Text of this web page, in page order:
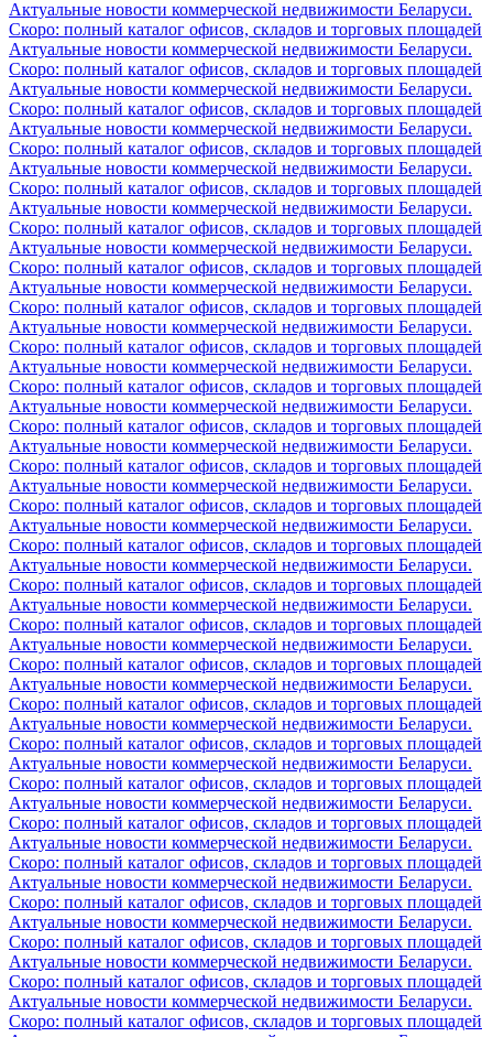
Актуальные новости коммерческой недвижимости Беларуси.
Скоро: полный каталог офисов, складов и торговых площадей
Актуальные новости коммерческой недвижимости Беларуси.
Скоро: полный каталог офисов, складов и торговых площадей
Актуальные новости коммерческой недвижимости Беларуси.
Скоро: полный каталог офисов, складов и торговых площадей
Актуальные новости коммерческой недвижимости Беларуси.
Скоро: полный каталог офисов, складов и торговых площадей
Актуальные новости коммерческой недвижимости Беларуси.
Скоро: полный каталог офисов, складов и торговых площадей
Актуальные новости коммерческой недвижимости Беларуси.
Скоро: полный каталог офисов, складов и торговых площадей
Актуальные новости коммерческой недвижимости Беларуси.
Скоро: полный каталог офисов, складов и торговых площадей
Актуальные новости коммерческой недвижимости Беларуси.
Скоро: полный каталог офисов, складов и торговых площадей
Актуальные новости коммерческой недвижимости Беларуси.
Скоро: полный каталог офисов, складов и торговых площадей
Актуальные новости коммерческой недвижимости Беларуси.
Скоро: полный каталог офисов, складов и торговых площадей
Актуальные новости коммерческой недвижимости Беларуси.
Скоро: полный каталог офисов, складов и торговых площадей
Актуальные новости коммерческой недвижимости Беларуси.
Скоро: полный каталог офисов, складов и торговых площадей
Актуальные новости коммерческой недвижимости Беларуси.
Скоро: полный каталог офисов, складов и торговых площадей
Актуальные новости коммерческой недвижимости Беларуси.
Скоро: полный каталог офисов, складов и торговых площадей
Актуальные новости коммерческой недвижимости Беларуси.
Скоро: полный каталог офисов, складов и торговых площадей
Актуальные новости коммерческой недвижимости Беларуси.
Скоро: полный каталог офисов, складов и торговых площадей
Актуальные новости коммерческой недвижимости Беларуси.
Скоро: полный каталог офисов, складов и торговых площадей
Актуальные новости коммерческой недвижимости Беларуси.
Скоро: полный каталог офисов, складов и торговых площадей
Актуальные новости коммерческой недвижимости Беларуси.
Скоро: полный каталог офисов, складов и торговых площадей
Актуальные новости коммерческой недвижимости Беларуси.
Скоро: полный каталог офисов, складов и торговых площадей
Актуальные новости коммерческой недвижимости Беларуси.
Скоро: полный каталог офисов, складов и торговых площадей
Актуальные новости коммерческой недвижимости Беларуси.
Скоро: полный каталог офисов, складов и торговых площадей
Актуальные новости коммерческой недвижимости Беларуси.
Скоро: полный каталог офисов, складов и торговых площадей
Актуальные новости коммерческой недвижимости Беларуси.
Скоро: полный каталог офисов, складов и торговых площадей
Актуальные новости коммерческой недвижимости Беларуси.
Скоро: полный каталог офисов, складов и торговых площадей
Актуальные новости коммерческой недвижимости Беларуси.
Скоро: полный каталог офисов, складов и торговых площадей